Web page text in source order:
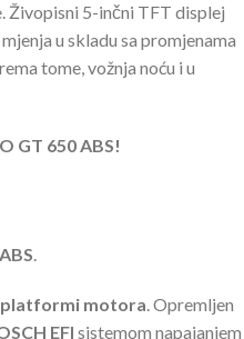
Živopisni 5-inčni TFT displej
u skladu sa promjenama
tome, vožnja noću i u
GT 650 ABS!
.
platformi motora. Opremljen
EFI sistemom napajanjem